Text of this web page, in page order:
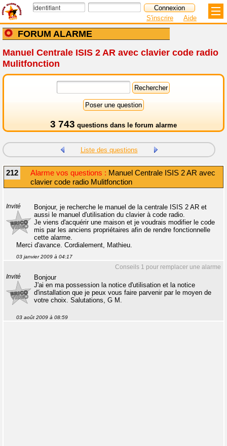
FORUM ALARME
S'inscrire Aide
Manuel Centrale ISIS 2 AR avec clavier code radio
Mulitfonction
3 743 questions dans le forum alarme
Liste des questions
212 Alarme vos questions : Manuel Centrale ISIS 2 AR avec
clavier code radio Mulitfonction
Invité
Bonjour, je recherche le manuel de la centrale ISIS 2 AR et
aussi le manuel d'utilisation du clavier à code radio.
Je viens d'acquérir une maison et je voudrais modifier le code
mis par les anciens propriétaires afin de rendre fonctionnelle
cette alarme.
Merci d'avance. Cordialement, Mathieu.
03 janvier 2009 à 04:17
Conseils 1 pour remplacer une alarme
Invité
Bonjour
J'ai en ma possession la notice d'utilisation et la notice
d'installation que je peux vous faire parvenir par le moyen de
votre choix. Salutations, G M.
03 août 2009 à 08:59